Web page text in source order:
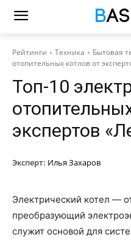
Рейтинги Техника Бытовая
отопительных котлов от
Топ-10
экспертов
Эксперт: Илья Захаров
Электрический котел —
преобразующий
служит основой для